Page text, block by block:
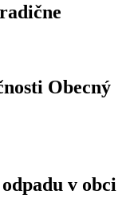
Obecný
v obci